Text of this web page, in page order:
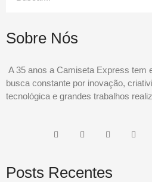
Sobre Nós
A 35 anos a Camiseta Express tem
busca constante por inovação,
tecnológica e grandes trabalhos
Posts Recentes